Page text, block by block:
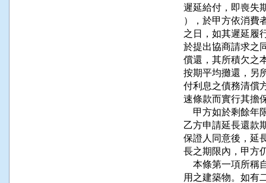
遲延給付，即
），於甲方依
之日，如其遲
於提出協商請
償還，其所積
按期平均攤還
付利息之債務
速條款而實行其
甲方如於剩餘年限
乙方申請延長
保證人同意後
長之期限內，
　　本條第一項所
用之建築物。